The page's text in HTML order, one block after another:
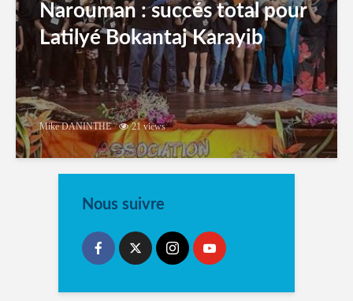
Narouman : succés total pour
Latilyé Bokantaj Karayib
Mike DANINTHE 21 views
Nous suivre